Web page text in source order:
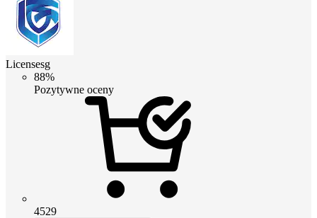
Licensesg
88%
Pozytywne oceny
4529